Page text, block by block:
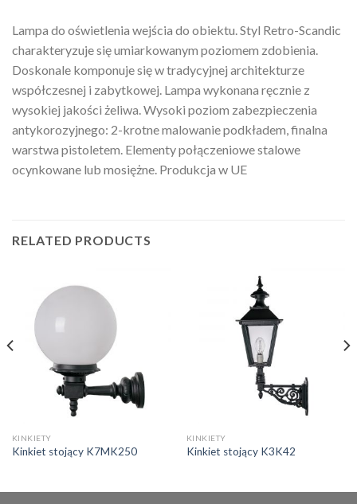
Lampa do oświetlenia wejścia do obiektu. Styl Retro-Scandic
charakteryzuje się umiarkowanym poziomem zdobienia.
Doskonale komponuje się w tradycyjnej architekturze
współczesnej i zabytkowej. Lampa wykonana ręcznie z
wysokiej jakości żeliwa. Wysoki poziom zabezpieczenia
antykorozyjnego: 2-krotne malowanie podkładem, finalna
warstwa pistoletem. Elementy połączeniowe stalowe
ocynkowane lub mosiężne. Produkcja w UE
RELATED PRODUCTS
KINKIETY
Kinkiet stojący K7MK250
KINKIETY
Kinkiet stojący K3K42